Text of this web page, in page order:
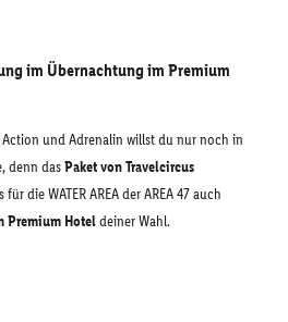
im Übernachtung im Premium
und Adrenalin willst du nur noch in
denn dasPaket von Travelcircus
die WATER AREA der AREA 47 auch
Premium Hoteldeiner Wahl.